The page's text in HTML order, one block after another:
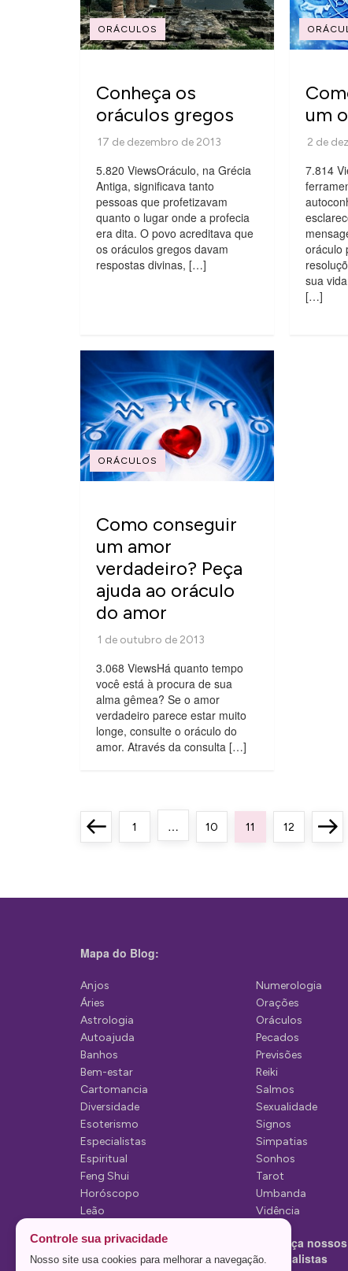
ORÁCULOS
Conheça os
oráculos gregos
5.820 ViewsOráculo, na Grécia
Antiga, significava tanto
pessoas que profetizavam
quanto o lugar onde a profecia
era dita. O povo acreditava que
os oráculos gregos davam
respostas divinas, […]
um
7.814
oráculo
sua
[…]
ORÁCULOS
Como conseguir
um amor
verdadeiro? Peça
ajuda ao oráculo
do amor
3.068 ViewsHá quanto tempo
você está à procura de sua
alma gêmea? Se o amor
verdadeiro parece estar muito
longe, consulte o oráculo do
amor. Através da consulta […]
P
a
i
a
ç
ã
o
d
e
p
o
s
t
s
PreviousPage
1 … Page
10 Page
11 Page
12 Next
Mapa do Blog:
Anjos
Áries
Astrologia
Autoajuda
Banhos
Bem-estar
Cartomancia
Diversidade
Esoterismo
Especialistas
Espiritual
Feng Shui
Horóscopo
Leão
Mediunidade
Mensagens
Numerologia
Orações
Oráculos
Pecados
Previsões
Reiki
Salmos
Sexualidade
Signos
Simpatias
Sonhos
Tarot
Umbanda
Vidência
Conheça nossos
Especialistas
Controle sua privacidade
Nosso site usa cookies para melhorar a navegação.